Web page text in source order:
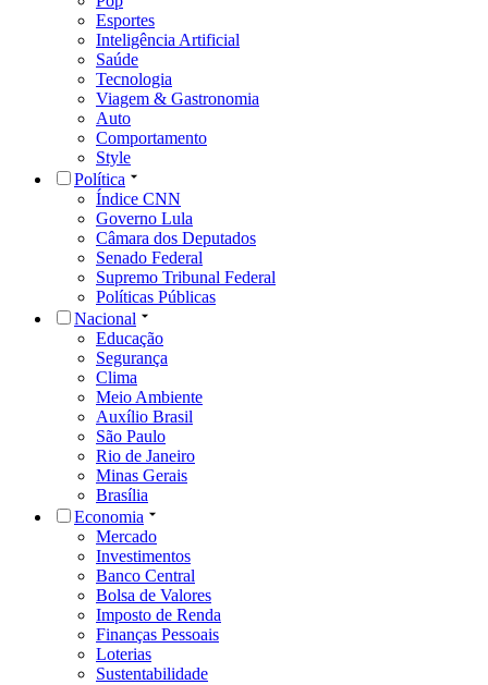
Esportes
Inteligência Artificial
Saúde
Tecnologia
Viagem & Gastronomia
Auto
Comportamento
Style
Política
Índice CNN
Governo Lula
Câmara dos Deputados
Senado Federal
Supremo Tribunal Federal
Políticas Públicas
Nacional
Educação
Segurança
Clima
Meio Ambiente
Auxílio Brasil
São Paulo
Rio de Janeiro
Minas Gerais
Brasília
Economia
Mercado
Investimentos
Banco Central
Bolsa de Valores
Imposto de Renda
Finanças Pessoais
Loterias
Sustentabilidade